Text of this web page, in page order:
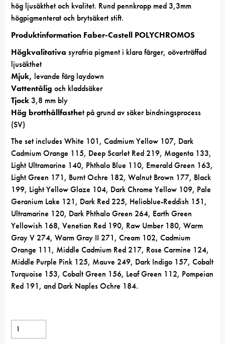
hög ljusäkthet och kvalitet. Rund pennkropp med 3,3mm
högpigmenterat och brytsäkert stift.
Produktinformation Faber-Castell POLYCHROMOS
Högkvalitativa syrafria pigment i klara färger, oöverträffad
ljusäkthet
Mjuk, levande färg laydown
Vattentålig och kladdsäker
Tjock3,8 mm bly
Hög brotthållfasthet på grund av säker bindningsprocess
(SV)
The set includes White 101, Cadmium Yellow 107, Dark
Cadmium Orange 115, Deep Scarlet Red 219, Magenta 133,
Light Ultramarine 140, Phthalo Blue 110, Emerald Green 163,
Light Green 171, Burnt Ochre 182, Walnut Brown 177, Black
199, Light Yellow Glaze 104, Dark Chrome Yellow 109, Pale
Geranium Lake 121, Dark Red 225, Helioblue-Reddish 151,
Ultramarine 120, Dark Phthalo Green 264, Earth Green
Yellowish 168, Venetian Red 190, Raw Umber 180, Warm
Gray V 274, Warm Gray II 271, Cream 102, Cadmium
Orange 111, Middle Cadmium Red 217, Rose Carmine 124,
Middle Purple Pink 125, Mauve 249, Dark Indigo 157, Cobalt
Turquoise 153, Cobalt Green 156, Leaf Green 112, Pompeian
Red 191, and Dark Naples Ochre 184.
Faber-
Castell